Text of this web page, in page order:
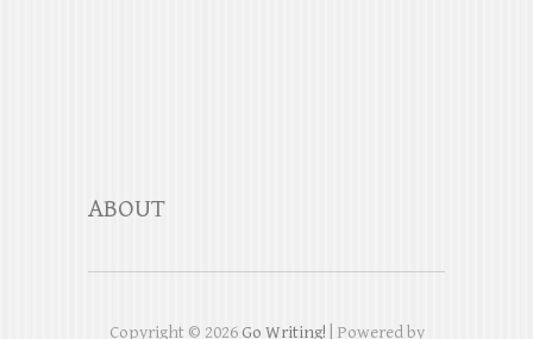
ABOUT
Copyright © 2026 Go Writing! | Powered by